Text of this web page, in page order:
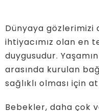
Dünyaya gözlerimizi
ihtiyacımız olan en
duygusudur.
arasında kurulan
sağlıklı olması için
Bebekler, daha çok